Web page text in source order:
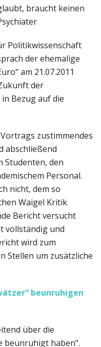
braucht keinen
Politikwissenschaft
der ehemalige
am 21.07.2011
der
Bezug auf die
zustimmendes
abschließend
Studenten, den
Personal.
nicht, dem so
Waigel Kritik
Bericht versucht
vollständig und
wird zum
Stellen um zusätzliche
beunruhigen
über die
beunruhigt haben“.